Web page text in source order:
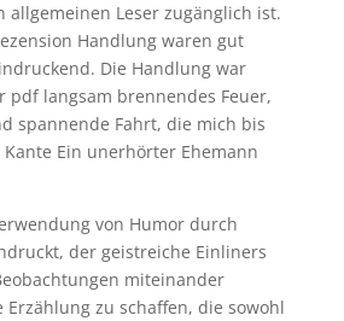
allgemeinen Leser zugänglich ist.
Handlung waren gut
Die Handlung war
pdf langsam brennendes Feuer,
spannende Fahrt, die mich bis
Ein unerhörter Ehemann
von Humor durch
der geistreiche Einliners
miteinander
zu schaffen, die sowohl